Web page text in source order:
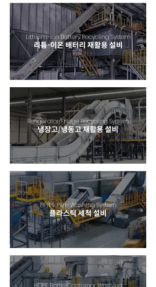
Lithium-ion Battery Recycling System
리튬-이온 배터리 재활용 설비
Refigerator/Fridge Recycling System
냉장고/냉동고 재활용 설비
PP/PE Film Washing System
​플라스틱 세척 설비